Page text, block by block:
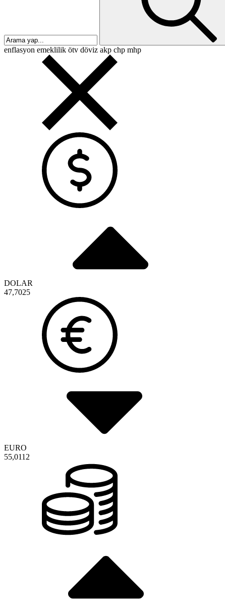
enflasyon emeklilik ötv döviz akp chp mhp
DOLAR
47,7025
EURO
55,0112